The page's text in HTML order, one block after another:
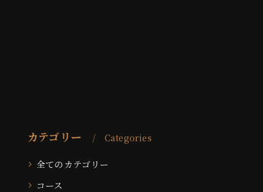
カテゴリー Categories
全てのカテゴリー
コース